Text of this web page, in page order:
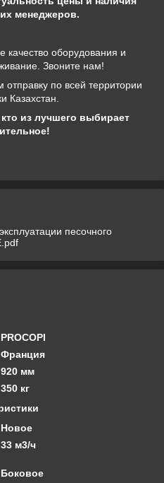
менеджеров.
качество оборудования и
Звоните нам!
по всей территории
Казахстан.
кто из лучшего выбирает
песочного
PROCOPI
Франция
920 мм
350 кг
Новое
33 м3/ч
Боковое